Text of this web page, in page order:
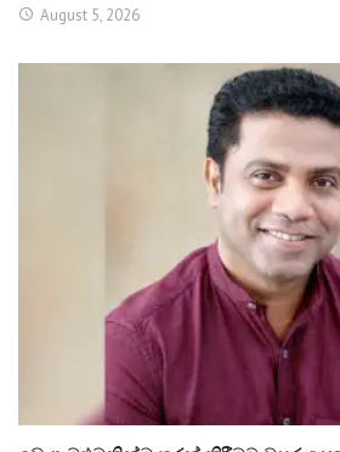
August 5, 2026